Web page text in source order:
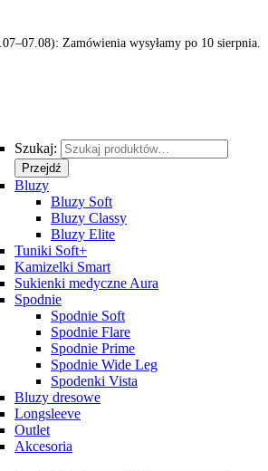
Zamówienia wysyłamy po 10 sierpnia.
Szukaj:
Przejdź
Bluzy
Bluzy Soft
Bluzy Classy
Bluzy Elite
Tuniki Soft+
Kamizelki Smart
Sukienki medyczne Aura
Spodnie
Spodnie Soft
Spodnie Flare
Spodnie Prime
Spodnie Wide Leg
Spodenki Vista
Bluzy dresowe
Longsleeve
Outlet
Akcesoria